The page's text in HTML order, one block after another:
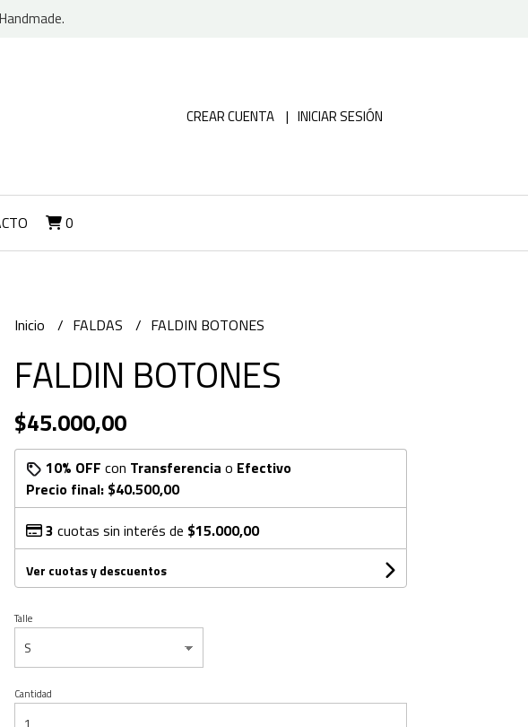
CREAR CUENTA INICIAR SESIÓN
0
Inicio FALDAS FALDIN BOTONES
FALDIN BOTONES
$45.000,00
10% OFF con Transferencia o Efectivo
Precio final: $40.500,00
3 cuotas sin interés de $15.000,00
Ver cuotas y descuentos
Talle
Cantidad